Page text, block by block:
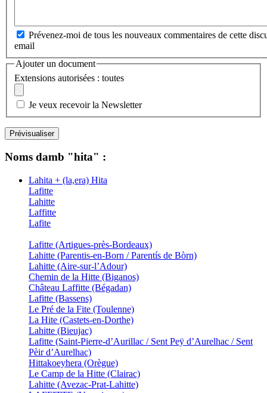
Prévenez-moi de tous les nouveaux commentaires de cette
email
Ajouter un document
Extensions autorisées : toutes
Je veux recevoir la Newsletter
Noms damb "hita" :
Lahita + (la,era) Hita
Lafitte
Lahitte
Laffitte
Lafite
Lafitte (Artigues-près-Bordeaux)
Lahitte (Parentis-en-Born / Parentís de Bòrn)
Lahitte (Aire-sur-l’Adour)
Chemin de la Hitte (Biganos)
Château Laffitte (Bégadan)
Lafitte (Bassens)
Le Pré de la Fite (Toulenne)
La Hite (Castets-en-Dorthe)
Lahitte (Bieujac)
Lafitte (Saint-Pierre-d’Aurillac / Sent Peÿ d’Aurelhac / Sent
Pèir d’Aurelhac)
Hittakoeyhera (Orègue)
Le Camp de la Hitte (Clairac)
Lahitte (Avezac-Prat-Lahitte)